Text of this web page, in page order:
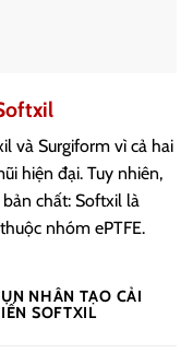
và Surgiform vì cả hai
hiện đại. Tuy nhiên,
chất: Softxil là
nhóm ePTFE.
NHÂN TẠO CẢI
SOFTXIL